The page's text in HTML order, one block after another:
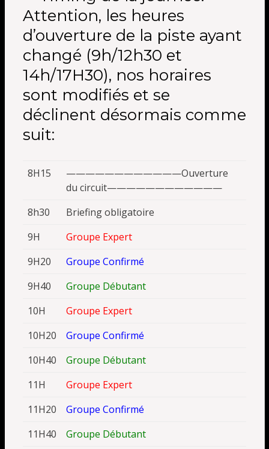
Attention, les heures
d’ouverture de la piste ayant
changé (9h/12h30 et
14h/17H30), nos horaires
sont modifiés et se
déclinent désormais comme
suit:
8H15
————————————Ouverture
du circuit————————————
8h30
Briefing obligatoire
9H
Groupe Expert
9H20
Groupe Confirmé
9H40
Groupe Débutant
10H
Groupe Expert
10H20
Groupe Confirmé
10H40
Groupe Débutant
11H
Groupe Expert
11H20
Groupe Confirmé
11H40
Groupe Débutant